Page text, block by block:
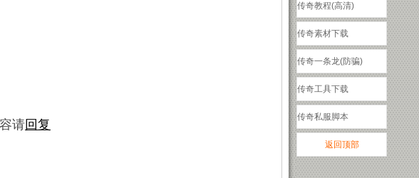
请回复
传奇教程(高清)
传奇素材下载
传奇一条龙(防骗)
传奇工具下载
传奇私服脚本
返回顶部